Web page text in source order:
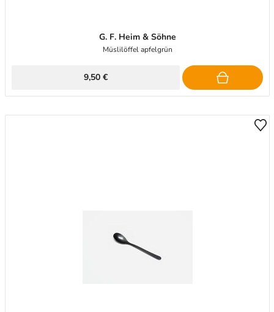
G. F. Heim & Söhne
Müslilöffel apfelgrün
9,50 €